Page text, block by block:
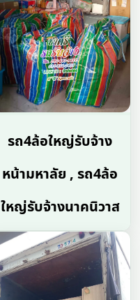
รถ4ล้อใหญ่รับจ้าง
หน้ามหาลัย , รถ4ล้อ
ใหญ่รับจ้างนาคนิวาส